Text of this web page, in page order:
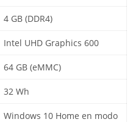
4 GB (DDR4)
Intel UHD Graphics 600
64 GB (eMMC)
32 Wh
Windows 10 Home en modo